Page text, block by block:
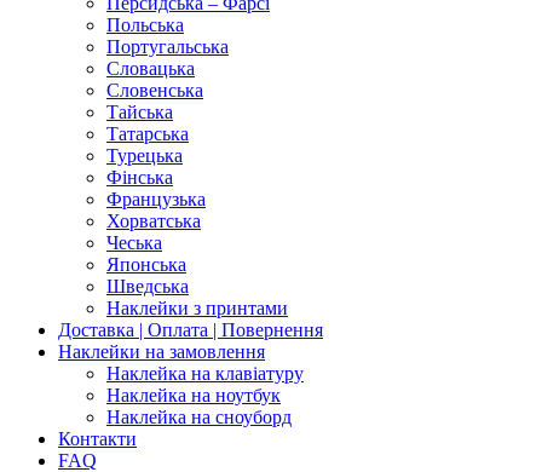
Польська
Португальська
Словацька
Словенська
Тайська
Татарська
Турецька
Фінська
Французька
Хорватська
Чеська
Японська
Шведська
Наклейки з принтами
Доставка | Оплата | Повернення
Наклейки на замовлення
Наклейка на клавіатуру
Наклейка на ноутбук
Наклейка на сноуборд
Контакти
FAQ